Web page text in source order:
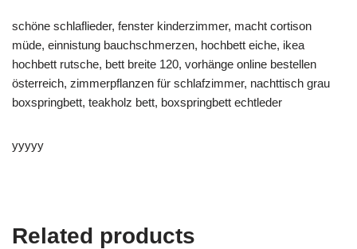
schöne schlaflieder, fenster kinderzimmer, macht cortison
müde, einnistung bauchschmerzen, hochbett eiche, ikea
hochbett rutsche, bett breite 120, vorhänge online bestellen
österreich, zimmerpflanzen für schlafzimmer, nachttisch grau
boxspringbett, teakholz bett, boxspringbett echtleder
yyyyy
Related products